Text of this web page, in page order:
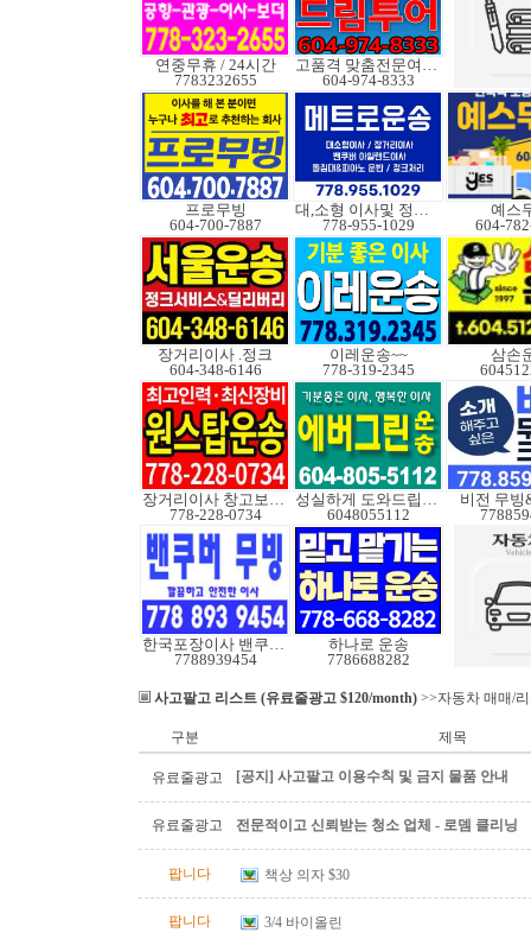
연중무휴 / 24시간
7783232655
고품격 맞춤전문여행사
604-974-8333
프로무빙
604-700-7887
대,소형 이사및 정크처
778-955-1029
예스
604-
장거리이사 .정크
604-348-6146
이레운송~~
778-319-2345
삼손
장거리이사 창고보관정크
778-228-0734
성실하게 도와드립니다
6048055112
비전 무빙
한국포장이사 밴쿠버무빙
7788939454
하나로 운송
7786688282
사고팔고 리스트 (유료줄광고 $120/month) >>자동차 매매/
구분 제목
유료줄광고 [공지] 사고팔고 이용수칙 및 금지 물품 안내
유료줄광고 전문적이고 신뢰받는 청소 업체 - 로뎀 클리닝
팝니다 책상 의자 $30
팝니다 3/4 바이올린